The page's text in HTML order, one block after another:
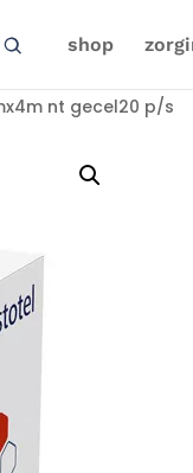
shop
nt gecel20 p/s